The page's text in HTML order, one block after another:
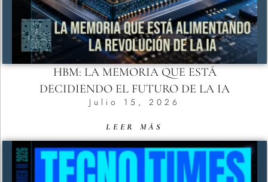
HBM: LA MEMORIA QUE ESTÁ
DECIDIENDO EL FUTURO DE LA IA
Julio 15, 2026
LEER MÁS